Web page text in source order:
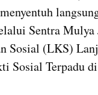
Sentra Mulya
Sosial (LKS)
Sosial Terpadu